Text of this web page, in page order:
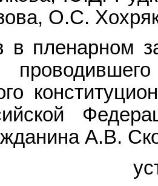
О.С.
в пленарном
А.В.